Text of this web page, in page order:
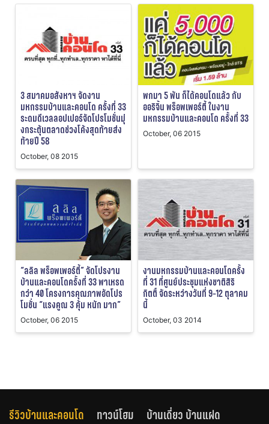
3 สมาคมอสังหาฯ จัดงาน
มหกรรมบ้านและคอนโด ครั้งที่ 33
ระดมดีเวลลอปเปอร์จัดโปรโมชั่นมุ่
งกระตุ้นตลาดช่วงโค้งสุดท้ายส่ง
ท้ายปี 58
October, 08 2015
พกมา 5 พัน ก็ได้คอนโดแล้ว กับ
ออริจิ้น พร็อพเพอร์ตี้ ในงาน
มหกรรมบ้านและคอนโด ครั้งที่ 33
October, 06 2015
“ลลิล พร็อพเพอร์ตี้” จัดโปรงาน
บ้านและคอนโดครั้งที่ 33 พาเหรด
กว่า 40 โครงการคุณภาพอัดโปร
โมชั่น “แรงคูณ 3 คุ้ม หนัก มาก”
October, 06 2015
งานมหกรรมบ้านและคอนโดครั้ง
ที่ 31 ที่ศูนย์ประชุมแห่งชาติสิริ
กิตติ์ จัดระหว่างวันที่ 9-12 ตุลาคม
นี้
October, 03 2014
รีวิวบ้านและคอนโด ทาวน์โฮม
บ้านเดี่ยว บ้านแฝด